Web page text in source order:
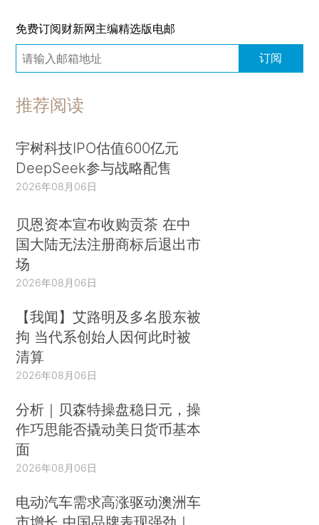
免费订阅财新网主编精选版电邮
订阅
推荐阅读
宇树科技IPO估值600亿元
DeepSeek参与战略配售
2026年08月06日
贝恩资本宣布收购贡茶 在中
国大陆无法注册商标后退出市
场
2026年08月06日
【我闻】艾路明及多名股东被
拘 当代系创始人因何此时被
清算
2026年08月06日
分析｜贝森特操盘稳日元，操
作巧思能否撬动美日货币基本
面
2026年08月06日
电动汽车需求高涨驱动澳洲车